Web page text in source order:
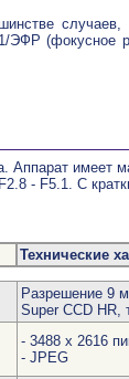
ЭФР
имеет
- F5.1. С
Технические
Разрешение 9
Super CCD HR,
- 3488 х 2616
- JPEG